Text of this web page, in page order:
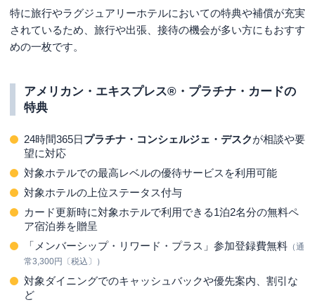
特に旅行やラグジュアリーホテルにおいての特典や補償が充実
されているため、旅行や出張、接待の機会が多い方にもおすす
めの一枚です。
アメリカン・エキスプレス®・プラチナ・カードの
特典
24時間365日プラチナ・コンシェルジェ・デスクが相談や要
望に対応
対象ホテルでの最高レベルの優待サービスを利用可能
対象ホテルの上位ステータス付与
カード更新時に対象ホテルで利用できる1泊2名分の無料ペ
ア宿泊券を贈呈
「メンバーシップ・リワード・プラス」参加登録費無料 （通
常3,300円〔税込〕）
対象ダイニングでのキャッシュバックや優先案内、割引な
ど